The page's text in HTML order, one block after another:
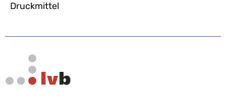
Druckmittel